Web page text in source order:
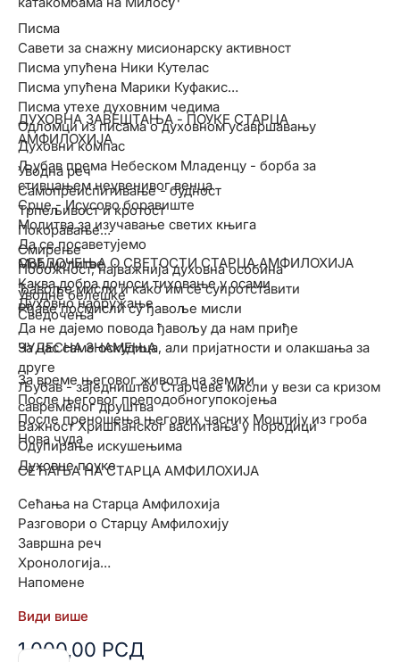
Писма
Савети за снажну мисионарску активност
Писма упућена Ники Кутелас
Писма упућена Марики Куфакис
Писма утехе духовним чедима
Одломци из писама о духовном усавршавању
Духовни компас
Љубав према Небеском Младенцу - борба за
стивцањем неувенивог венца
Срце - Исусово боравиште
Молитва за изучавање светих књига
Да се посаветујемо
Моћ молитве
Каква добра доноси тиховање у осами
Духовно наоружање
ДУХОВНА ЗАВЕШТАЊА - ПОУКЕ СТАРЦА
АМФИЛОХИЈА
Уводна реч
Самопреиспитивање - будност
Трпељивост и кротост
Покоравање
Смирење
Побожност, најважнија духовна особина
Ђавоље мисли и како им се супротставити
Рђаве посмисли су ђавоље мисли
Да не дајемо повода ђавољу да нам приђе
За нас саме оскудица, али пријатности и олакшања за
друге
Љубав - заједништво Старчеве мисли у вези са кризом
савременог друштва
Важност Хришћанског васпитања у породици
Одупирање искушењима
Духовне поуке
СВЕДОЧЕЊА О СВЕТОСТИ СТАРЦА АМФИЛОХИЈА
Уводне белешке
Сведочења
ЧУДЕСНА ЗНАМЕЊА
За време његовог живота на земљи
После његовог преподобногупокојења
После преношења његових часних Моштију из гроба
Нова чуда
СЕЋАЊА НА СТАРЦА АМФИЛОХИЈА
Сећања на Старца Амфилохија
Разговори о Старцу Амфилохију
Завршна реч
Хронологија
Напомене
Види више
1.000,00 РСД